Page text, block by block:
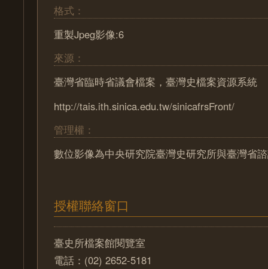
格式：
重製Jpeg影像:6
來源：
臺灣省臨時省議會檔案，臺灣史檔案資源系統
http://tais.ith.sinica.edu.tw/sinicafrsFront/
管理權：
數位影像為中央研究院臺灣史研究所與臺灣省
授權聯絡窗口
臺史所檔案館閱覽室
電話：(02) 2652-5181